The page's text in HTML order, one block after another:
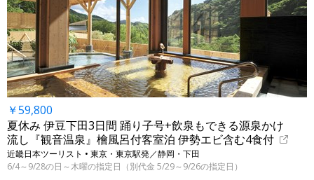
￥59,800
夏休み 伊豆下田3日間 踊り子号+飲泉もできる源泉かけ
流し『観音温泉』檜風呂付客室泊 伊勢エビ含む4食付
近畿日本ツーリスト • 東京・東京駅発／静岡・下田
6/4～9/28の日～木曜の指定日（別代金 5/29～9/26の指定日）